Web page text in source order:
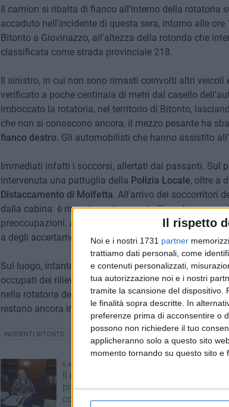
Il rispetto
Noi e i nostri 1731 partner
trattiamo dati personali, come
e contenuti personalizzati,
tua autorizzazione noi e i nostri
tramite la scansione del dispositivo.
le finalità sopra descritte. In
preferenze prima di acconsentire o
possono non richiedere il tuo
applicheranno solo a questo sito
momento tornando su questo sito e
Il camion si ribalta di fianco all'interno della rotatoria
accaduto nell'incidente di questa sera, intorno alle
Bitonto a Giovinazzo, all'altezza della rotonda che
classificata come strada provinciale 218.
Il sinistro, in cui non sono rimasti coinvolti altri
verificato a poche centinaia di metri dal casello
imboccato la rotatoria, nel territorio di Bitonto,
che non si conoscono ancora, il mezzo pesante ha
fianco destro. Gli automobilisti che hanno assistito
Immediati infatti i soccorsi, allertati dai passanti. Sul
intervenuta una pattuglia della Polizia Locale, oltre a
Distaccamento di Molfetta. All'arrivo dei soccorritori
dalla cabina: è rimasto praticamente illeso, le sue
preoccupazioni. Alcune escoriazioni e solo tanto
a degli accertamenti.
Sul luogo, intanto, gli agenti arrivati dalComando di
occupati dei rilievi volti a ricostruire la dinamica, ma
nella rotatoria della strada provinciale 88. Il camion
restano ancora in fase di accertamento.
INCIDENTI BITONTO POLIZIA LOCALE BITONTO
6 AGOSTO 2026
Il nuovo Prefetto di Bari si
presenta: «Sicurezza si realizza
con educazione di tutti»